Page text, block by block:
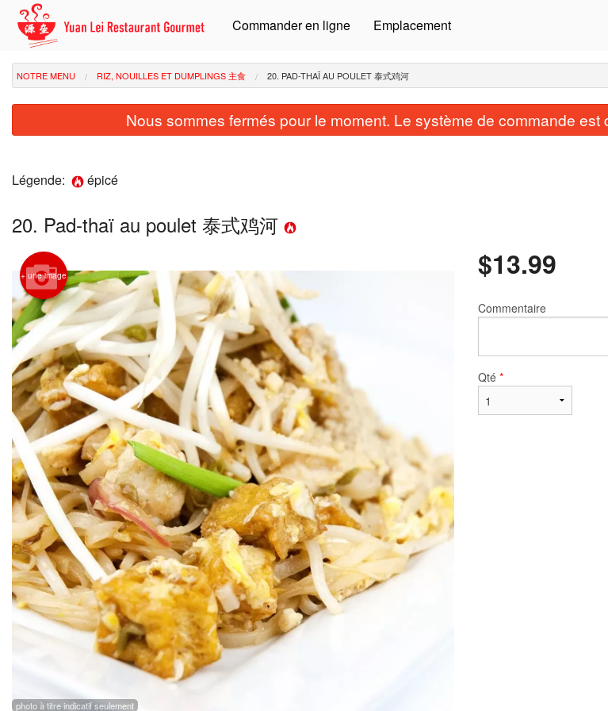
Commander en ligne Emplacement
NOTRE MENU RIZ, NOUILLES ET DUMPLINGS 主食 20. PAD-THAÏ AU POULET 泰式鸡河
Nous sommes fermés pour le moment. Le système de commande est
Légende: épicé
20. Pad-thaï au poulet 泰式鸡河
+ une image
photo à titre indicatif seulement
$13.99
Commentaire
Qté *